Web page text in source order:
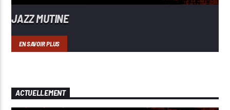
JAZZ MUTINE
EN SAVOIR PLUS
ACTUELLEMENT